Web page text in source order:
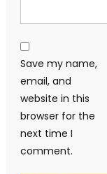
Save my name,
email, and
website in this
browser for the
next time I
comment.